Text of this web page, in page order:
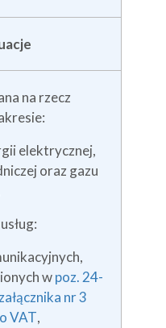
na rzecz
elektrycznej,
oraz gazu
wpoz. 24-
nr 3
VAT,